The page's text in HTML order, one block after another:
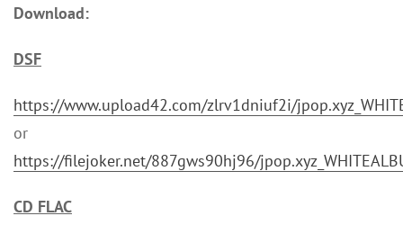
Download:
DSF
https://www.upload42.com/zlrv1dniuf2i/
or
https://filejoker.net/887gws90hj96/
CD FLAC